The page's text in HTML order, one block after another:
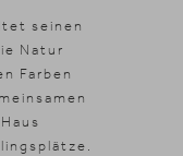
seinen
Natur
Farben